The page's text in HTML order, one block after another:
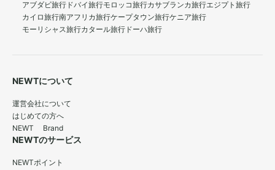
アブダビ旅行 ドバイ旅行モロッコ旅行カサブランカ旅行エジプト旅行
カイロ旅行南アフリカ旅行ケープタウン旅行ケニア旅行
モーリシャス旅行カタール旅行 ドーハ旅行
NEWTについて
運営会社について
はじめての方へ
NEWT Brand
NEWTのサービス
NEWTポイント